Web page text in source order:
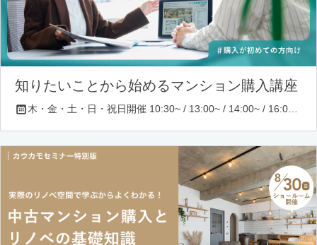
知りたいことから始めるマンション購入講座
木・金・土・日・祝日開催 10:30~ / 13:00~ / 14:00~ / 16:00~ / 17:00~/ 18:30~/ 19:30~